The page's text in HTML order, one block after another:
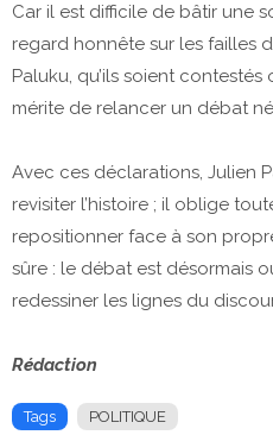
Car il est difficile de bâtir une
regard honnête sur les failles
Paluku, qu’ils soient
mérite de relancer un débat
Avec ces déclarations, Julien
revisiter l’histoire ; il oblige
repositionner face à son
sûre : le débat est désormais
redessiner les lignes du
Rédaction
Tags POLITIQUE